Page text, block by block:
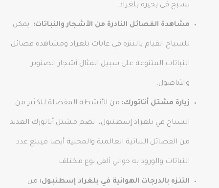
يسبح في بحيرة بلغراد.
مشاهدة الفصائل النادرة من الأشجار والنباتات: يمكن
للسياح القيام بالتنزه في غابات بلغراد ومشاهدة فصائل
النباتات المتنوعة على سبيل المثال أشجار الصنوبر
والأناضول.
زيارة مشتل أتاتورك: من الأنشطة المفضلة للكثير من
السياح في بلغراد إسطنبول، يضم مشتل أتاتورك العديد
من الفصائل النباتية العالمية والمحلية أيضا فيبلغ عدد
النباتات والورود به حوالي ألفي نوع مختلف.
التنزه بالدرجات الهوائية في بلغراد إسطنبول: من